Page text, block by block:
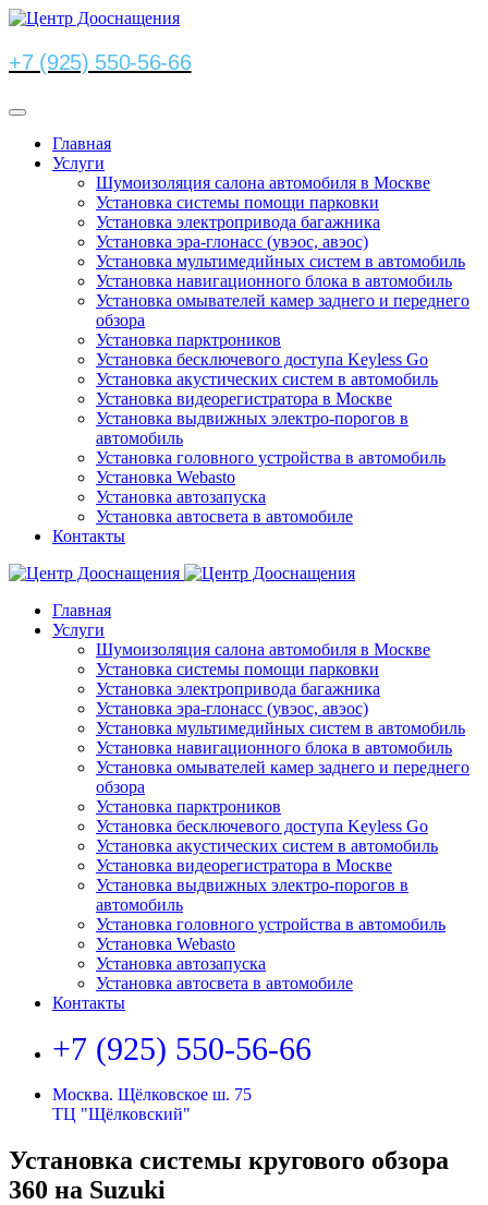
+7 (925) 550-56-66
Главная
Услуги
Шумоизоляция салона автомобиля в Москве
Установка системы помощи парковки
Установка электропривода багажника
Установка эра-глонасс (увэос, авэос)
Установка мультимедийных систем в автомобиль
Установка навигационного блока в автомобиль
Установка омывателей камер заднего и переднего
обзора
Установка парктроников
Установка бесключевого доступа Keyless Go
Установка акустических систем в автомобиль
Установка видеорегистратора в Москве
Установка выдвижных электро-порогов в
автомобиль
Установка головного устройства в автомобиль
Установка Webasto
Установка автозапуска
Установка автосвета в автомобиле
Контакты
Главная
Услуги
Шумоизоляция салона автомобиля в Москве
Установка системы помощи парковки
Установка электропривода багажника
Установка эра-глонасс (увэос, авэос)
Установка мультимедийных систем в автомобиль
Установка навигационного блока в автомобиль
Установка омывателей камер заднего и переднего
обзора
Установка парктроников
Установка бесключевого доступа Keyless Go
Установка акустических систем в автомобиль
Установка видеорегистратора в Москве
Установка выдвижных электро-порогов в
автомобиль
Установка головного устройства в автомобиль
Установка Webasto
Установка автозапуска
Установка автосвета в автомобиле
Контакты
+7 (925) 550-56-66
Москва. Щёлковское ш. 75
ТЦ "Щёлковский"
Установка системы кругового обзора
360 на Suzuki